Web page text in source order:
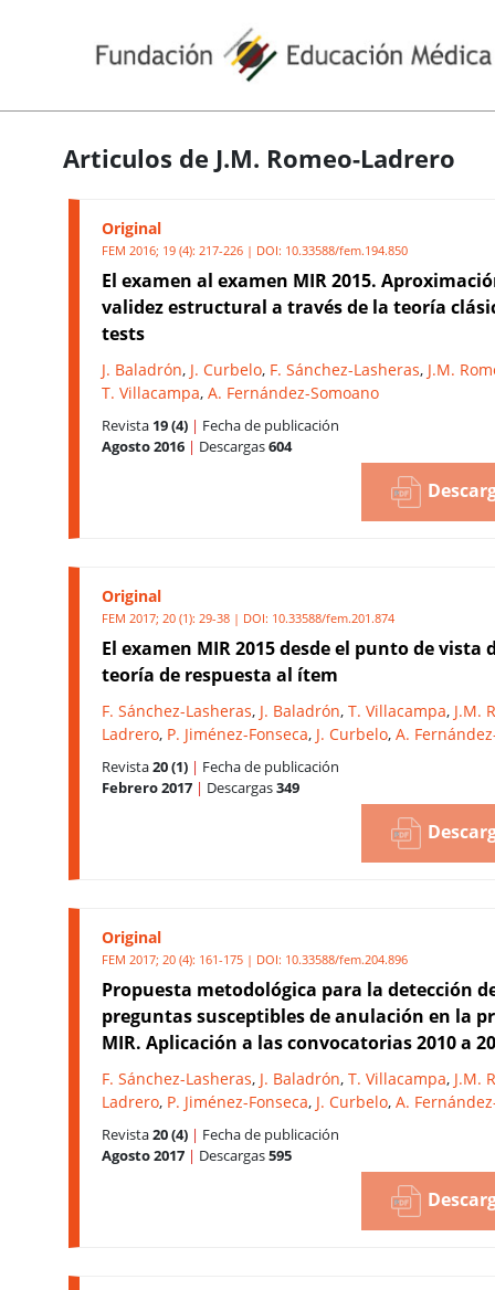
Articulos de J.M. Romeo-Ladrero
Original
FEM 2016; 19 (4): 217-226 | DOI: 10.33588/fem.194.850
El examen al examen MIR 2015.
validez estructural a través de la teoría
tests
J. Baladrón, J. Curbelo, F. Sánchez-Lasheras, J.M.
T. Villacampa, A. Fernández-Somoano
Revista 19 (4) | Fecha de publicación
Agosto 2016 | Descargas604
Original
FEM 2017; 20 (1): 29-38 | DOI: 10.33588/fem.201.874
El examen MIR 2015 desde el punto de vista
teoría de respuesta al ítem
F. Sánchez-Lasheras, J. Baladrón, T. Villacampa, J.M.
Ladrero, P. Jiménez-Fonseca, J. Curbelo, A.
Revista20 (1) | Fecha de publicación
Febrero 2017 | Descargas349
Original
FEM 2017; 20 (4): 161-175 | DOI: 10.33588/fem.204.896
Propuesta metodológica para la detección
preguntas susceptibles de anulación en la
MIR. Aplicación a las convocatorias 2010 a
F. Sánchez-Lasheras, J. Baladrón, T. Villacampa, J.M.
Ladrero, P. Jiménez-Fonseca, J. Curbelo, A.
Revista20 (4) | Fecha de publicación
Agosto 2017 | Descargas595